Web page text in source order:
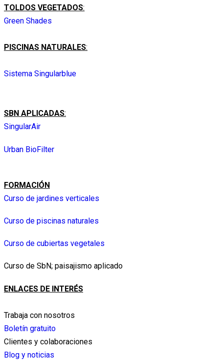
TOLDOS VEGETADOS:
Green Shades
PISCINAS NATURALES:
Sistema Singularblue
SBN APLICADAS:
SingularAir
Urban BioFilter
FORMACIÓN
Curso de jardines verticales
Curso de piscinas naturales
Curso de cubiertas vegetales
Curso de SbN; paisajismo aplicado
ENLACES DE INTERÉS
Trabaja con nosotros
Boletín gratuito
Clientes y colaboraciones
Blog y noticias